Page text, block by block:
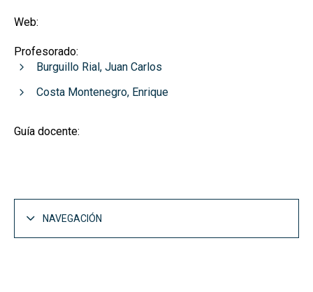
Web:
Profesorado:
Burguillo Rial, Juan Carlos
Costa Montenegro, Enrique
Guía docente:
NAVEGACIÓN